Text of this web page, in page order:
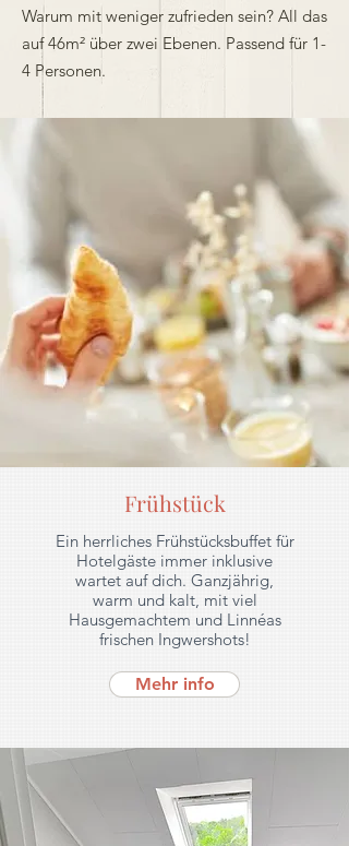
Warum mit weniger zufrieden sein? All das
auf 46m² über zwei Ebenen. Passend für 1-
4 Personen.
Frühstück
Ein herrliches Frühstücksbuffet für
Hotelgäste immer inklusive
wartet auf dich. Ganzjährig,
warm und kalt, mit viel
Hausgemachtem und Linnéas
frischen Ingwershots!
Mehr info